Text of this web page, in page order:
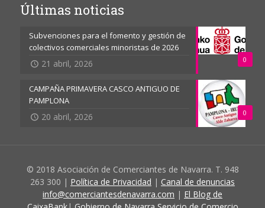
Últimas noticias
0
Subvenciones para el fomento y gestión de
colectivos comerciales minoristas de 2026
21 abril, 2026
0
CAMPAÑA PRIMAVERA CASCO ANTIGUO DE
PAMPLONA
20 abril, 2026
© 2018 Asociación de Comerciantes de Navarra. T. 948
263 300 | Política de Privacidad | Canal de denuncias
info@comerciantesdenavarra.com | El Blog de